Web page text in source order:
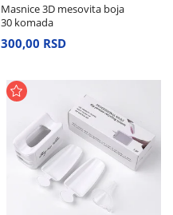
Masnice 3D mesovita boja
30 komada
300,00 RSD